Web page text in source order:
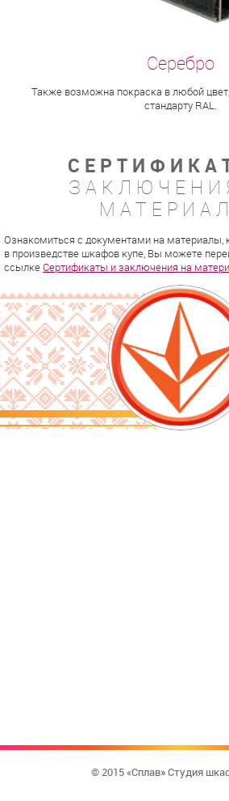
Также возможна покраска в любой
стандарту RAL.
Ознакомиться с документами на
в произведстве шкафов купе, Вы можете
ссылкеСертификаты и заключения на
© 2015 «Сплав» Студия